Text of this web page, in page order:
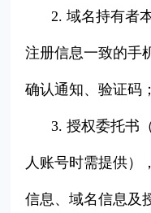
2. 域名持有者
注册信息一致的手
确认通知、验证码；
3. 授权委托书
人账号时需提供）
信息、域名信息及